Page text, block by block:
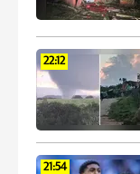
22:12
21:54